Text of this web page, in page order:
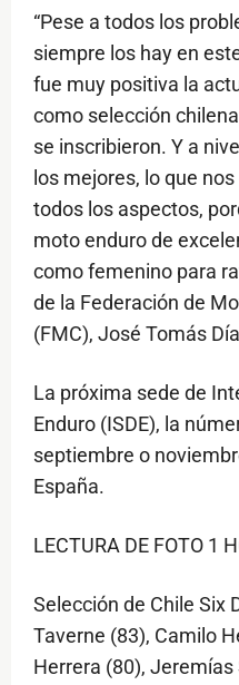
“Pese a todos los
siempre los hay en
fue muy positiva la
como selección
se inscribieron. Y a
los mejores, lo que
todos los aspectos,
moto enduro de
como femenino para
de la Federación de
(FMC), José Tomás
La próxima sede de
Enduro (ISDE), la
septiembre o
España.
LECTURA DE FOTO 1
Selección de Chile Six
Taverne (83), Camilo
Herrera (80),